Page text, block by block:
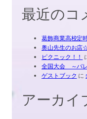
最近のコ
葛飾商業高校定
奥山先生のお店
ピクニック！！
全国大会 ～バ
ゲストブック に
アーカイ